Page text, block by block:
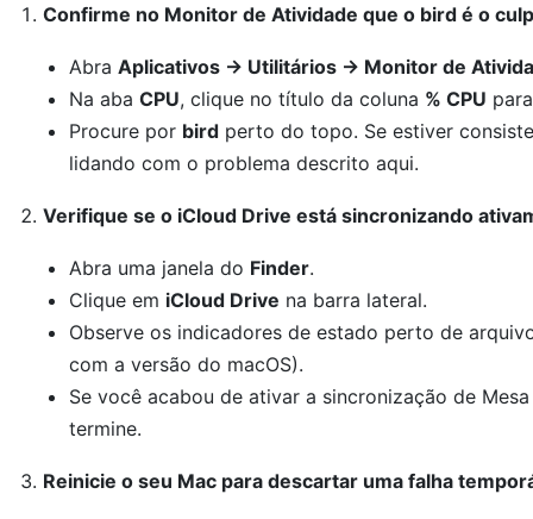
Confirme no Monitor de Atividade que o bird é o
Abra Aplicativos → Utilitários → Monitor de
Na aba CPU, clique no título da coluna % CPU
Procure por birdperto do topo. Se estiver
lidando com o problema descrito aqui.
Verifique se o iCloud Drive está sincronizando
Abra uma janela do Finder.
Clique em iCloud Drive na barra lateral.
Observe os indicadores de estado perto de
com a versão do macOS).
Se você acabou de ativar a sincronização de
termine.
Reinicie o seu Mac para descartar uma falha